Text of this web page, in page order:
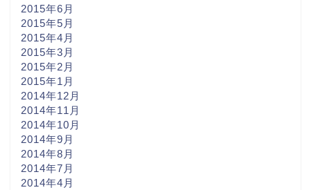
2015年6月
2015年5月
2015年4月
2015年3月
2015年2月
2015年1月
2014年12月
2014年11月
2014年10月
2014年9月
2014年8月
2014年7月
2014年4月